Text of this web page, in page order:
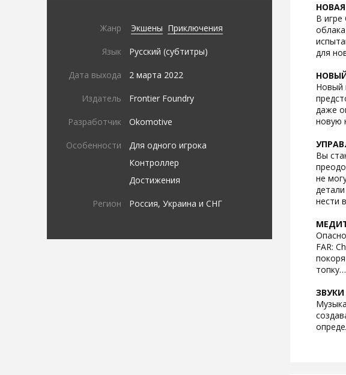
Жанр Экшены Приключения
Язык Русский (субтитры)
Дата выхода 2 марта 2022
Издатель Frontier Foundry
Разработчик Okomotive
Особенности
Для одного игрока
Контроллер
Достижения
Регион Россия, Украина и СНГ
В игре
для
Новый
даже
новую
Вы
не
нести
FAR: